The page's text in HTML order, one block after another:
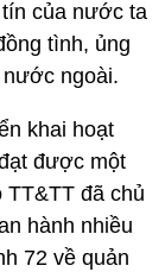
của nước ta
tình, ủng
ngoài.
khai hoạt
được một
đã chủ
hành nhiều
72 về quản